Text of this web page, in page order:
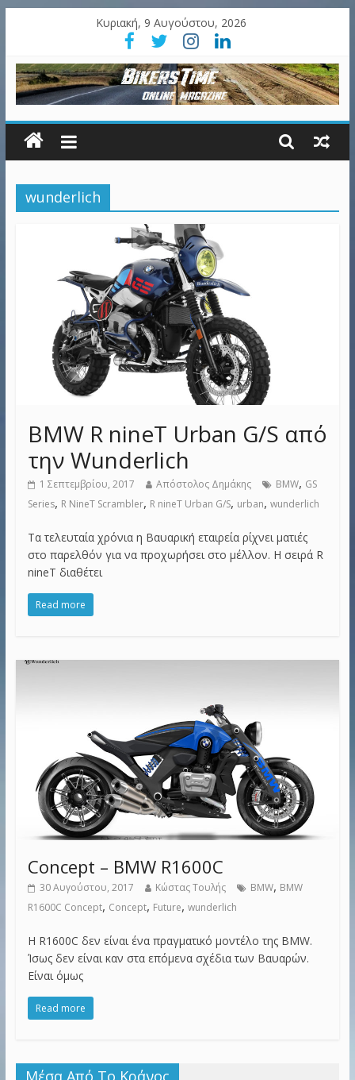
Κυριακή, 9 Αυγούστου, 2026
wunderlich
BMW R nineT Urban G/S από
την Wunderlich
1 Σεπτεμβρίου, 2017 Απόστολος Δημάκης BMW, GS
Series, R NineT Scrambler, R nineT Urban G/S, urban, wunderlich
Τα τελευταία χρόνια η Βαυαρική εταιρεία ρίχνει ματιές
στο παρελθόν για να προχωρήσει στο μέλλον. Η σειρά R
nineT διαθέτει
Read more
Concept – BMW R1600C
30 Αυγούστου, 2017 Κώστας Τουλής BMW, BMW
R1600C Concept, Concept, Future, wunderlich
Η R1600C δεν είναι ένα πραγματικό μοντέλο της BMW.
Ίσως δεν είναι καν στα επόμενα σχέδια των Βαυαρών.
Είναι όμως
Read more
Μέσα Από Το Κράνος